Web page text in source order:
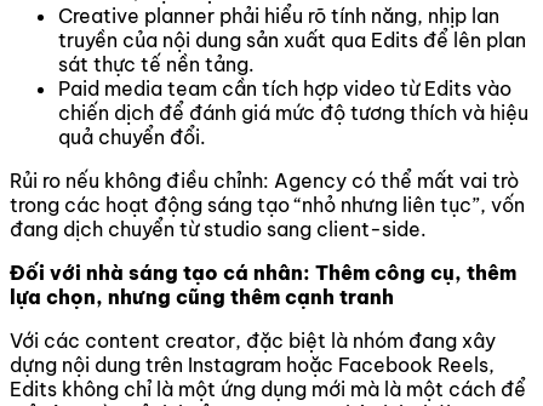
Creative planner phải hiểu rõ tính năng, nhịp lan
truyền của nội dung sản xuất qua Edits để lên plan
sát thực tế nền tảng.
Paid media team cần tích hợp video từ Edits vào
chiến dịch để đánh giá mức độ tương thích và hiệu
quả chuyển đổi.
Rủi ro nếu không điều chỉnh: Agency có thể mất vai trò
trong các hoạt động sáng tạo “nhỏ nhưng liên tục”, vốn
đang dịch chuyển từ studio sang client-side.
Đối với nhà sáng tạo cá nhân: Thêm công cụ, thêm
lựa chọn, nhưng cũng thêm cạnh tranh
Với các content creator, đặc biệt là nhóm đang xây
dựng nội dung trên Instagram hoặc Facebook Reels,
Edits không chỉ là một ứng dụng mới mà là một cách để